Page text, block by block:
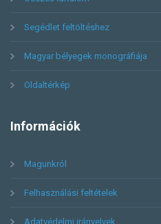
Segédlet feltöltéshez
Magyar bélyegek monográfiája
Oldaltérkép
Információk
Magunkról
Felhasználási feltételek
Adatvédelmi irányelvek